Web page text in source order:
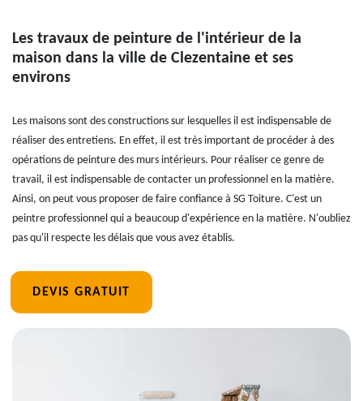
Les travaux de peinture de l'intérieur de la
maison dans la ville de Clezentaine et ses
environs
Les maisons sont des constructions sur lesquelles il est indispensable de
réaliser des entretiens. En effet, il est très important de procéder à des
opérations de peinture des murs intérieurs. Pour réaliser ce genre de
travail, il est indispensable de contacter un professionnel en la matière.
Ainsi, on peut vous proposer de faire confiance à SG Toiture. C'est un
peintre professionnel qui a beaucoup d'expérience en la matière. N'oubliez
pas qu'il respecte les délais que vous avez établis.
DEVIS GRATUIT